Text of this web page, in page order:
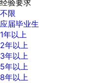
经验要求
不限
应届毕业生
1年以上
2年以上
3年以上
5年以上
8年以上